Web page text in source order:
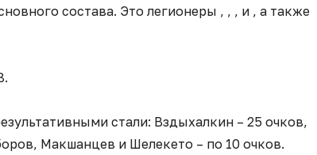
состава. Это легионеры , , , и , а также
стали: Вздыхалкин – 25 очков,
Макшанцев и Шелекето – по 10 очков.